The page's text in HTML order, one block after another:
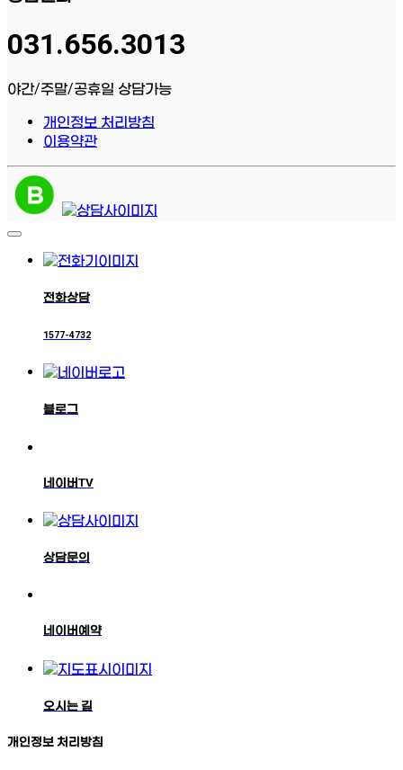
031.656.3013
야간/주말/공휴일 상담가능
개인정보 처리방침
이용약관
전화상담
1577-4732
블로그
네이버TV
상담문의
네이버예약
오시는 길
개인정보 처리방침